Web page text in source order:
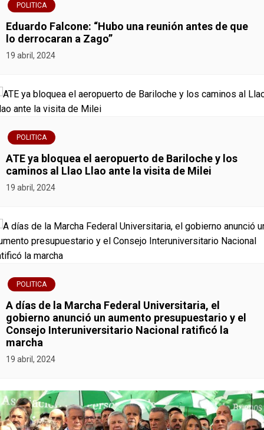
g
a
i
ó
n
d
e
n
t
r
a
d
s
POLITICA
Eduardo Falcone: “Hubo una reunión antes de que
lo derrocaran a Zago”
19 abril, 2024
POLITICA
ATE ya bloquea el aeropuerto de Bariloche y los
caminos al Llao Llao ante la visita de Milei
19 abril, 2024
POLITICA
A días de la Marcha Federal Universitaria, el
gobierno anunció un aumento presupuestario y el
Consejo Interuniversitario Nacional ratificó la
marcha
19 abril, 2024